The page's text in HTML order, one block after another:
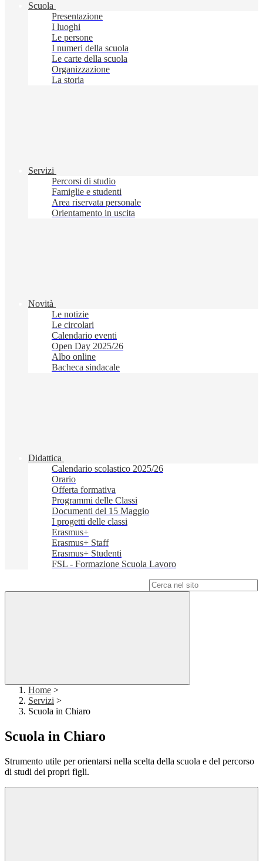
Scuola
Presentazione
I luoghi
Le persone
I numeri della scuola
Le carte della scuola
Organizzazione
La storia
Servizi
Percorsi di studio
Famiglie e studenti
Area riservata personale
Orientamento in uscita
Novità
Le notizie
Le circolari
Calendario eventi
Open Day 2025/26
Albo online
Bacheca sindacale
Didattica
Calendario scolastico 2025/26
Orario
Offerta formativa
Programmi delle Classi
Documenti del 15 Maggio
I progetti delle classi
Erasmus+
Erasmus+ Staff
Erasmus+ Studenti
FSL - Formazione Scuola Lavoro
Home >
Servizi >
Scuola in Chiaro
Scuola in Chiaro
Strumento utile per orientarsi nella scelta della scuola e del percorso
di studi dei propri figli.